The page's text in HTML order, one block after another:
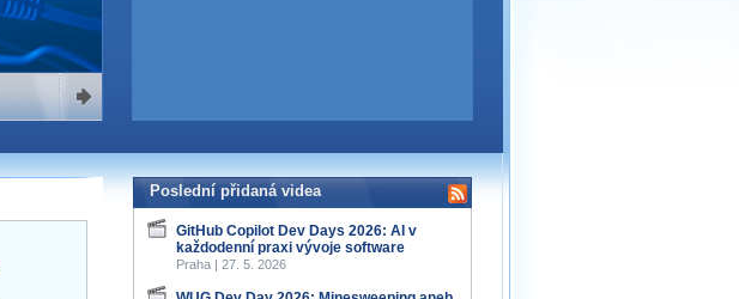
Poslední přidaná videa
GitHub Copilot Dev Days 2026: AI v
každodenní praxi vývoje software
Praha | 27. 5. 2026